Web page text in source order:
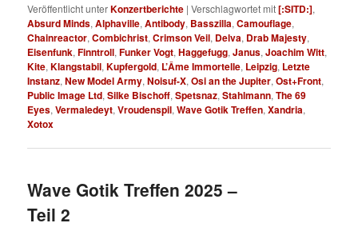
Veröffentlicht unterKonzertberichte |Verschlagwortet mit[:SITD:],
Absurd Minds,Alphaville,Antibody, Basszilla,Camouflage,
Chainreactor,Combichrist,Crimson Veil, Delva, Drab Majesty,
Eisenfunk,Finntroll,Funker Vogt,Haggefugg,Janus,Joachim Witt,
Kite,Klangstabil,Kupfergold, L’Âme Immortelle, Leipzig, Letzte
Instanz,New Model Army,Noisuf-X,Osi an the Jupiter,Ost+Front,
Public Image Ltd,Silke Bischoff,Spetsnaz,Stahlmann,The 69
Eyes,Vermaledeyt,Vroudenspil,Wave Gotik Treffen,Xandria,
Xotox
Wave Gotik Treffen 2025 –
Teil 2